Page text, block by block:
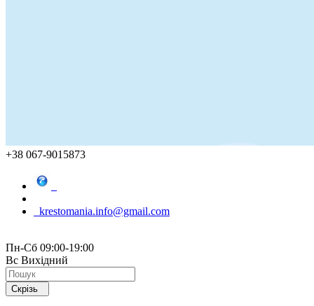
+38 067-9015873
krestomania.info@gmail.com
Пн-Сб 09:00-19:00
Вс Вихідний
Скрізь